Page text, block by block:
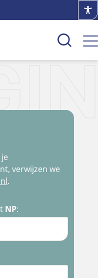
verwijzen we
.
NP: